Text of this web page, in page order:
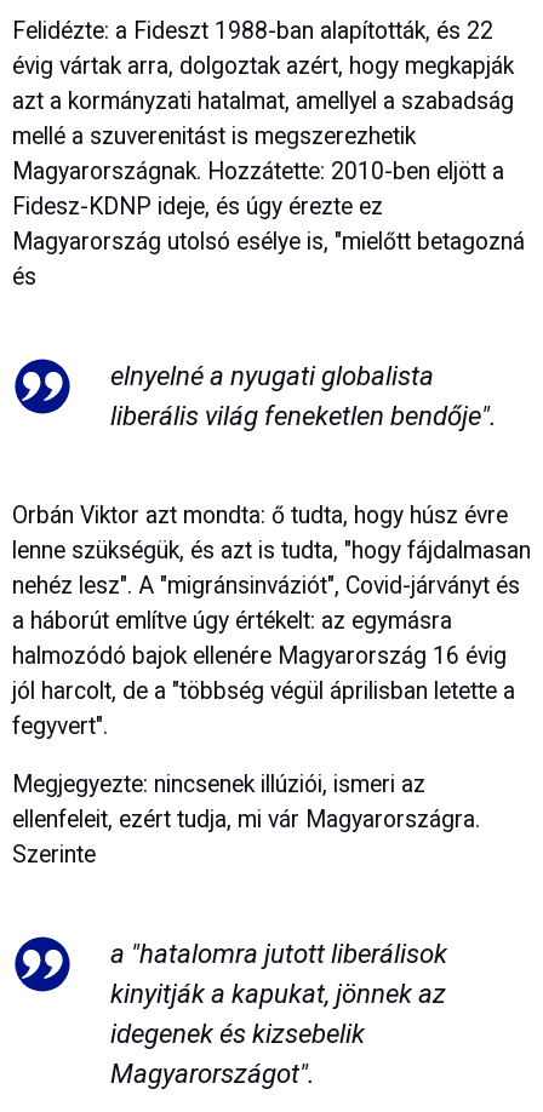
Felidézte: a Fideszt 1988-ban alapították, és 22
évig vártak arra, dolgoztak azért, hogy megkapják
azt a kormányzati hatalmat, amellyel a szabadság
mellé a szuverenitást is megszerezhetik
Magyarországnak. Hozzátette: 2010-ben eljött a
Fidesz-KDNP ideje, és úgy érezte ez
Magyarország utolsó esélye is, "mielőtt betagozná
és
elnyelné a nyugati globalista
liberális világ feneketlen bendője".
Orbán Viktor azt mondta: ő tudta, hogy húsz évre
lenne szükségük, és azt is tudta, "hogy fájdalmasan
nehéz lesz". A "migránsinváziót", Covid-járványt és
a háborút említve úgy értékelt: az egymásra
halmozódó bajok ellenére Magyarország 16 évig
jól harcolt, de a "többség végül áprilisban letette a
fegyvert".
Megjegyezte: nincsenek illúziói, ismeri az
ellenfeleit, ezért tudja, mi vár Magyarországra.
Szerinte
a "hatalomra jutott liberálisok
kinyitják a kapukat, jönnek az
idegenek és kizsebelik
Magyarországot".